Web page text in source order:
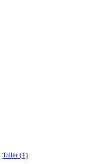
Taller (1)